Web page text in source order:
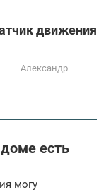
движения
Александр
есть
могу